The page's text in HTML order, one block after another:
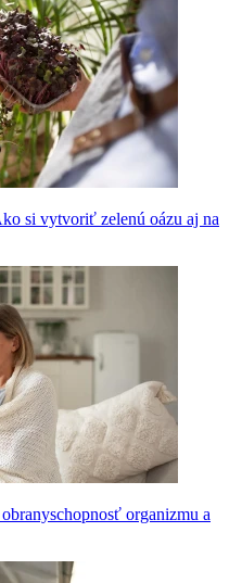
si vytvoriť zelenú oázu aj na
organizmu a